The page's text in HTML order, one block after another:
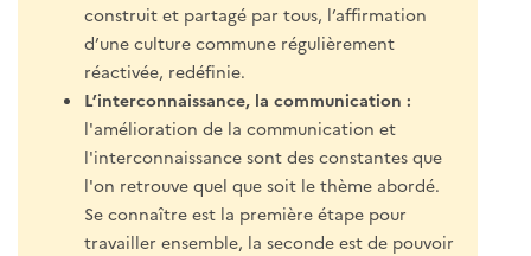
construit et partagé par tous, l’affirmation
d’une culture commune régulièrement
réactivée, redéfinie.
L’interconnaissance, la communication :
l'amélioration de la communication et
l'interconnaissance sont des constantes que
l'on retrouve quel que soit le thème abordé.
Se connaître est la première étape pour
travailler ensemble, la seconde est de pouvoir